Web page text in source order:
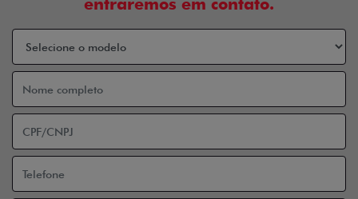
entraremos em contato.